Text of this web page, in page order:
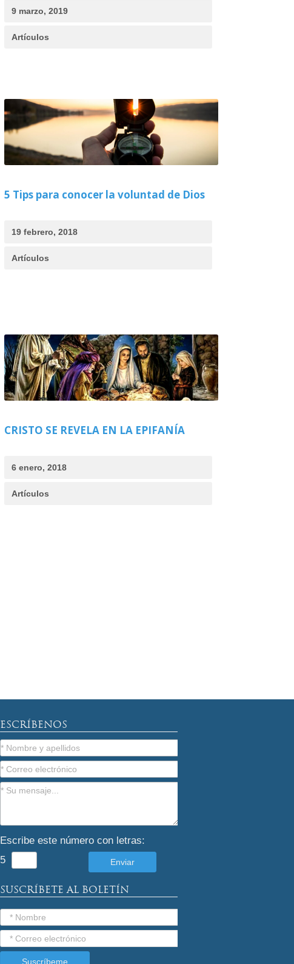
9 marzo, 2019
Artículos
5 Tips para conocer la voluntad de Dios
19 febrero, 2018
Artículos
CRISTO SE REVELA EN LA EPIFANÍA
6 enero, 2018
Artículos
ESCRÍBENOS
Escribe este número con letras:
5
SUSCRÍBETE AL BOLETÍN